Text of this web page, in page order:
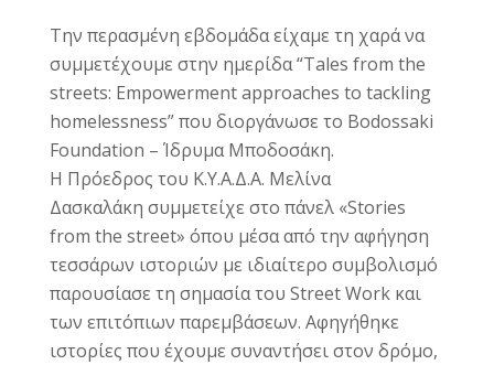
Την περασμένη εβδομάδα είχαμε τη χαρά να
συμμετέχουμε στην ημερίδα “Tales from the
streets: Empowerment approaches to tackling
homelessness” που διοργάνωσε το Bodossaki
Foundation – Ίδρυμα Μποδοσάκη.
Η Πρόεδρος του Κ.Υ.Α.Δ.Α. Μελίνα
Δασκαλάκη συμμετείχε στο πάνελ «Stories
from the street» όπου μέσα από την αφήγηση
τεσσάρων ιστοριών με ιδιαίτερο συμβολισμό
παρουσίασε τη σημασία του Street Work και
των επιτόπιων παρεμβάσεων. Αφηγήθηκε
ιστορίες που έχουμε συναντήσει στον δρόμο,